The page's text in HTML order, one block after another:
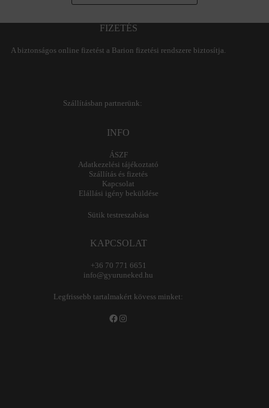
FIZETÉS
A biztonságos online fizetést a Barion fizetési rendszere biztosítja.
Szállításban partnerünk:
INFO
ÁSZF
Adatkezelési tájékoztató
Szállítás és fizetés
Kapcsolat
Elállási igény beküldése
Sütik testreszabása
KAPCSOLAT
+36 70 771 6651
info@gyuruneked.hu
Legfrissebb tartalmakért kövess minket:
Facebook
Instagram